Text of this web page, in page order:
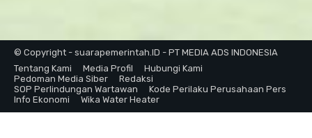
© Copyright - suarapemerintah.ID - PT MEDIA ADS INDONESIA
Tentang Kami
Media Profil
Hubungi Kami
Pedoman Media Siber
Redaksi
SOP Perlindungan Wartawan
Kode Perilaku Perusahaan Pers
Info Ekonomi
Wika Water Heater